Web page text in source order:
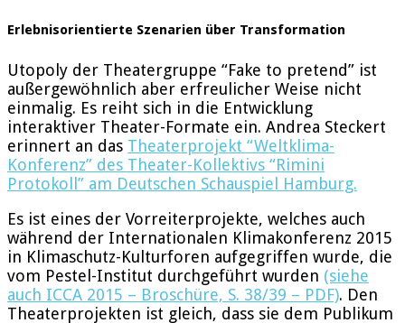
Erlebnisorientierte Szenarien über Transformation
Utopoly der Theatergruppe “Fake to pretend” ist
außergewöhnlich aber erfreulicher Weise nicht
einmalig. Es reiht sich in die Entwicklung
interaktiver Theater-Formate ein. Andrea Steckert
erinnert an das Theaterprojekt “Weltklima-
Konferenz” des Theater-Kollektivs “Rimini
Protokoll” am Deutschen Schauspiel Hamburg.
Es ist eines der Vorreiterprojekte, welches auch
während der Internationalen Klimakonferenz 2015
in Klimaschutz-Kulturforen aufgegriffen wurde, die
vom Pestel-Institut durchgeführt wurden (siehe
auch ICCA 2015 – Broschüre, S. 38/39 – PDF). Den
Theaterprojekten ist gleich, dass sie dem Publikum